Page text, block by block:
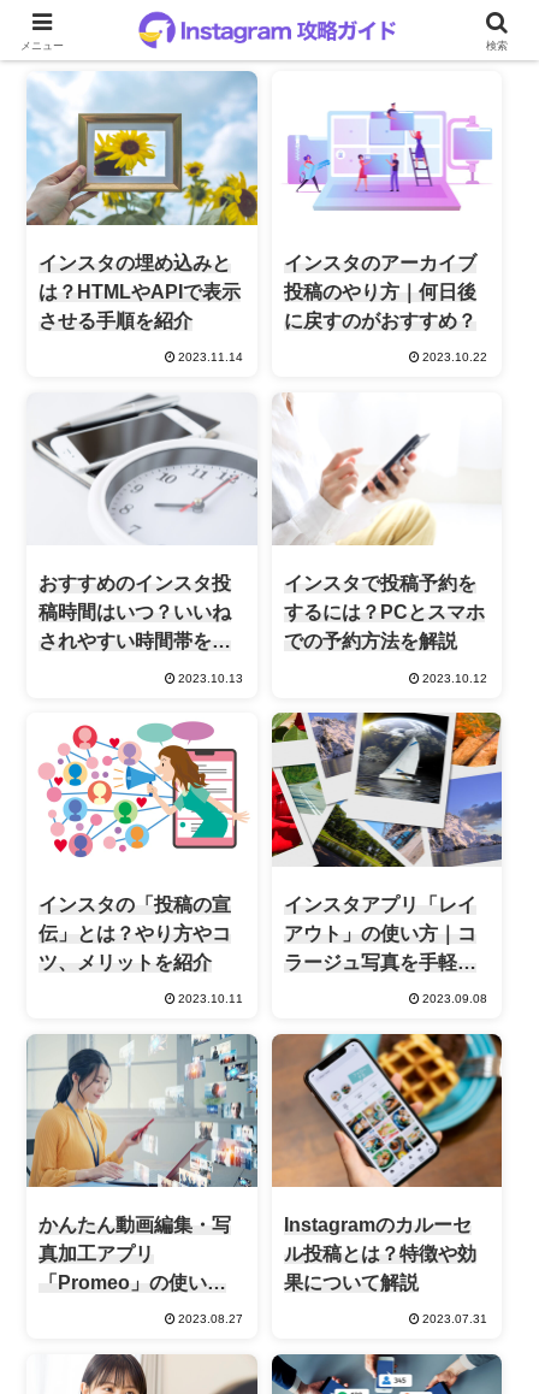
投稿作成
インスタの埋め込みと
は？HTMLやAPIで表示
させる手順を紹介
2023.11.14
インスタのアーカイブ
投稿のやり方｜何日後
に戻すのがおすすめ？
2023.10.22
おすすめのインスタ投
稿時間はいつ？いいね
されやすい時間帯を解
2023.10.13
インスタで投稿予約を
するには？PCとスマホ
での予約方法を解説
2023.10.12
インスタの「投稿の宣
伝」とは？やり方やコ
ツ、メリットを紹介
2023.10.11
インスタアプリ「レイ
アウト」の使い方｜コ
ラージュ写真を手軽に
2023.09.08
かんたん動画編集・写
真加工アプリ
「Promeo」の使い方
2023.08.27
Instagramのカルーセ
ル投稿とは？特徴や効
果について解説
2023.07.31
メニュー 検索